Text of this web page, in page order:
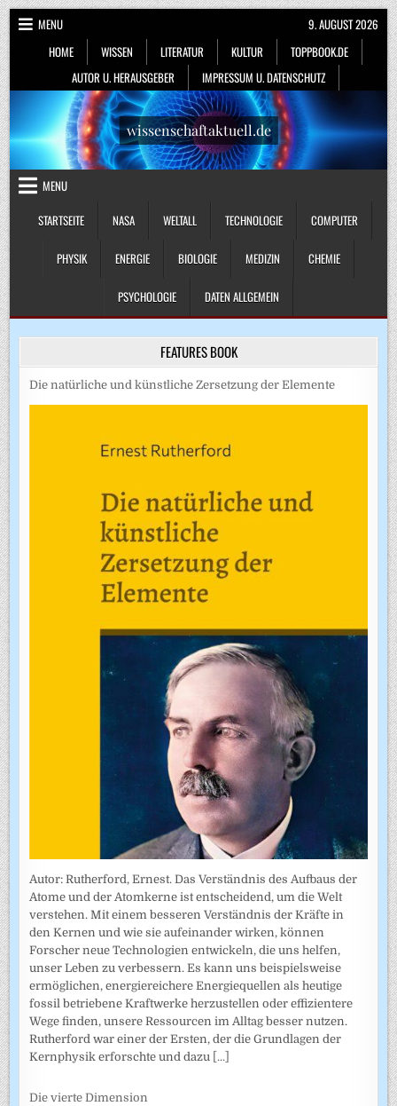
Skip
to
content
MENU
HOME
WISSEN LITERATUR KULTUR
TOPPBOOK.DE
AUTOR U. HERAUSGEBER
IMPRESSUM U. DATENSCHUTZ
9. AUGUST 2026
wissenschaftaktuell.de
MENU
STARTSEITE
NASA WELTALL TECHNOLOGIE COMPUTER
PHYSIK ENERGIE BIOLOGIE MEDIZIN CHEMIE
PSYCHOLOGIE DATEN ALLGEMEIN
FEATURES BOOK
Die natürliche und künstliche Zersetzung der Elemente
Autor: Rutherford, Ernest. Das Verständnis des Aufbaus der
Atome und der Atomkerne ist entscheidend, um die Welt
verstehen. Mit einem besseren Verständnis der Kräfte in
den Kernen und wie sie aufeinander wirken, können
Forscher neue Technologien entwickeln, die uns helfen,
unser Leben zu verbessern. Es kann uns beispielsweise
ermöglichen, energiereichere Energiequellen als heutige
fossil betriebene Kraftwerke herzustellen oder effizientere
Wege finden, unsere Ressourcen im Alltag besser nutzen.
Rutherford war einer der Ersten, der die Grundlagen der
Kernphysik erforschte und dazu [...]
Die vierte Dimension